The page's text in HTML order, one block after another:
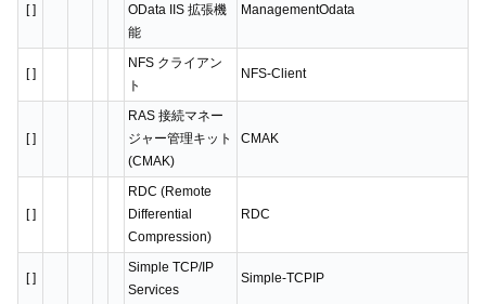
[ ]
OData IIS 拡張機
能
ManagementOdata
[ ]
NFS クライアン
ト
NFS-Client
[ ]
RAS 接続マネー
ジャー管理キット
(CMAK)
CMAK
[ ]
RDC (Remote
Differential
Compression)
RDC
[ ]
Simple TCP/IP
Services
Simple-TCPIP